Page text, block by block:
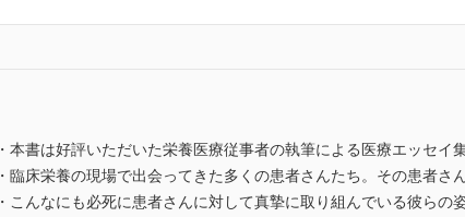
・本書は好評いただいた栄養医療従事者の執筆による医療エッセイ
・臨床栄養の現場で出会ってきた多くの患者さんたち。その患者
・こんなにも必死に患者さんに対して真摯に取り組んでいる彼らの